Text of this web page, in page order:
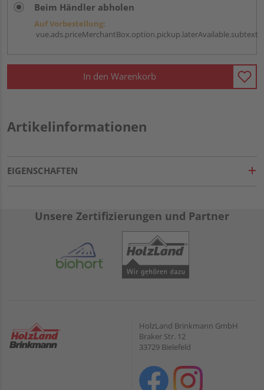
Beim Händler abholen
Auf Vorbestellung:
vue.ads.priceMerchantBox.option.pickup.laterAvailable.subtext
In den Warenkorb
Artikelinformationen
EIGENSCHAFTEN
Unsere Zertifizierungen und Partner
HolzLand Brinkmann GmbH
Braker Str. 12
33729 Bielefeld